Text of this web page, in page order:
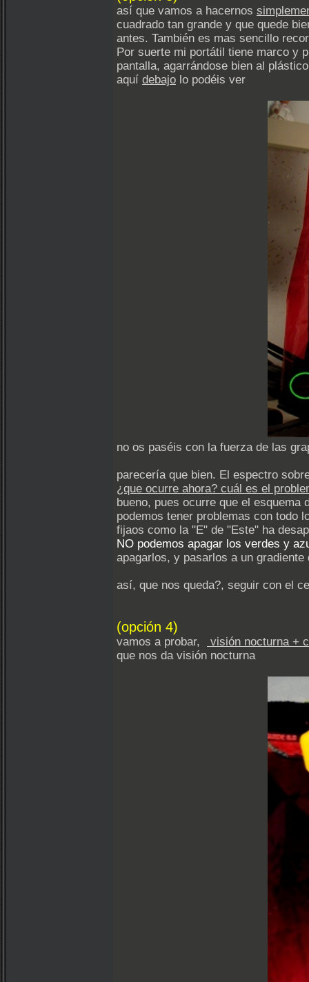
así que vamos a hacernos
cuadrado tan grande y que quede
antes. También es mas sencillo
Por suerte mi portátil tiene marco y
pantalla, agarrándose bien al
aquí debajo lo podéis ver
no os paséis con la fuerza de las
parecería que bien. El espectro
¿que ocurre ahora? cuál es el
bueno, pues ocurre que el
podemos tener problemas con todo
fijaos como la "E" de "Este" ha
NO podemos apagar los verdes y
apagarlos, y pasarlos a un
así, que nos queda?, seguir con el
(opción 4)
vamos a probar,
visión nocturna +
que nos da visión nocturna